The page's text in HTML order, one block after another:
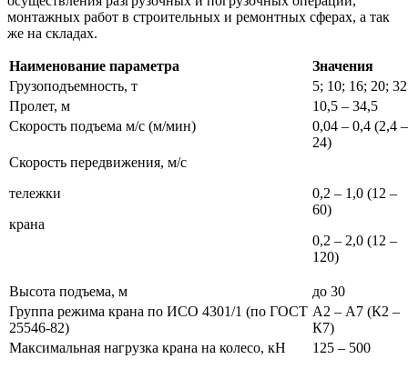
монтажных работ в строительных и ремонтных сферах, а так
же на складах.
Наименование параметра
Значения
Грузоподъемность, т
5; 10; 16; 20; 32
Пролет, м
10,5 – 34,5
Скорость подъема м/с (м/мин)
0,04 – 0,4 (2,4 –
24)
Скорость передвижения, м/с
тележки
крана
0,2 – 1,0 (12 –
60)
0,2 – 2,0 (12 –
120)
Высота подъема, м
до 30
Группа режима крана по ИСО 4301/1 (по ГОСТ
25546-82)
А2 – А7 (К2 –
К7)
Максимальная нагрузка крана на колесо, кН
125 – 500